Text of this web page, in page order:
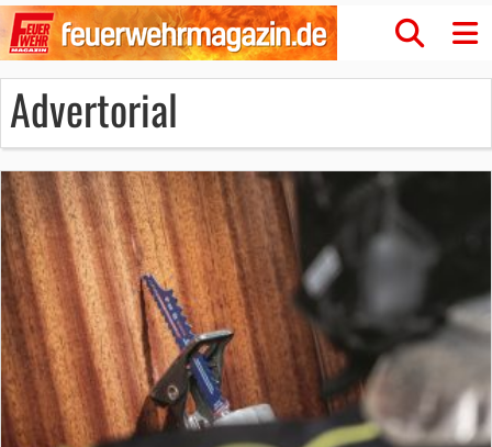
Advertorial